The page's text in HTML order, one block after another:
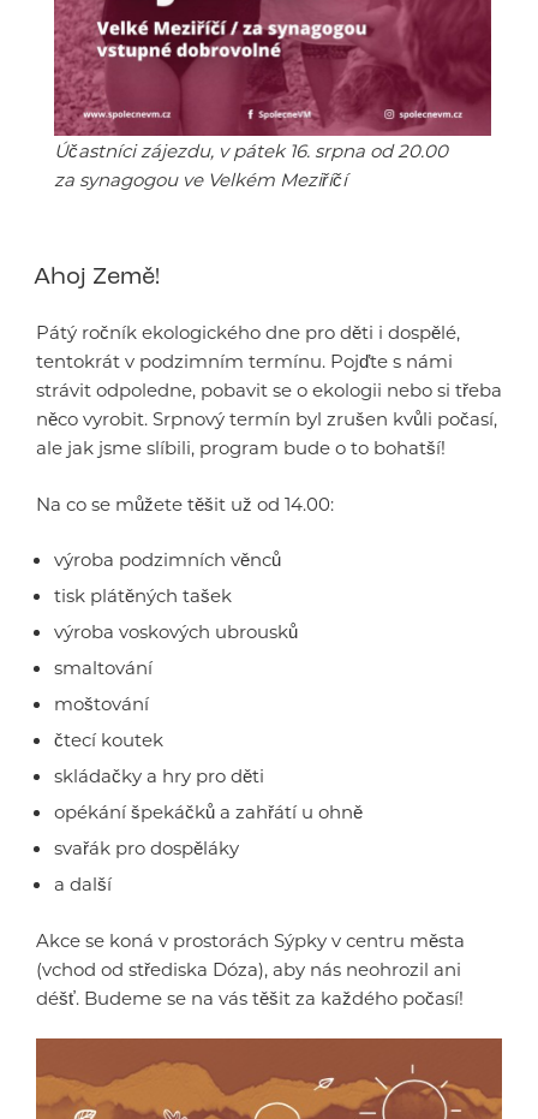
Účastníci zájezdu, v pátek 16. srpna od 20.00
za synagogou ve Velkém Meziříčí
Ahoj Země!
Pátý ročník ekologického dne pro děti i dospělé,
tentokrát v podzimním termínu. Pojďte s námi
strávit odpoledne, pobavit se o ekologii nebo si třeba
něco vyrobit. Srpnový termín byl zrušen kvůli počasí,
ale jak jsme slíbili, program bude o to bohatší!
Na co se můžete těšit už od 14.00:
výroba podzimních věnců
tisk plátěných tašek
výroba voskových ubrousků
smaltování
moštování
čtecí koutek
skládačky a hry pro děti
opékání špekáčků a zahřátí u ohně
svařák pro dospěláky
a další
Akce se koná v prostorách Sýpky v centru města
(vchod od střediska Dóza), aby nás neohrozil ani
déšť. Budeme se na vás těšit za každého počasí!